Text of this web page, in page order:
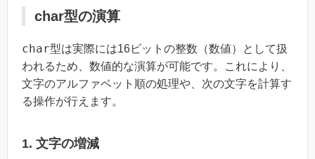
char型の演算
char型は実際には16ビットの整数（数値）として扱
われるため、数値的な演算が可能です。これにより、
文字のアルファベット順の処理や、次の文字を計算す
る操作が行えます。
1. 文字の増減